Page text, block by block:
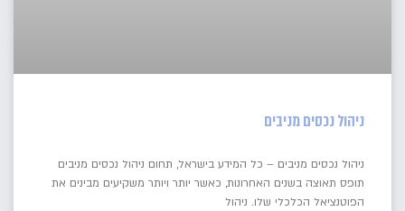
ניהול נכסים מניבים
ניהול נכסים מניבים – כל המידע בישראל, תחום ניהול נכסים מניבים
תופס תאוצה בשנים האחרונות, כאשר יותר ויותר משקיעים מבינים את
הפוטנציאל הכלכלי שלו. ניהול